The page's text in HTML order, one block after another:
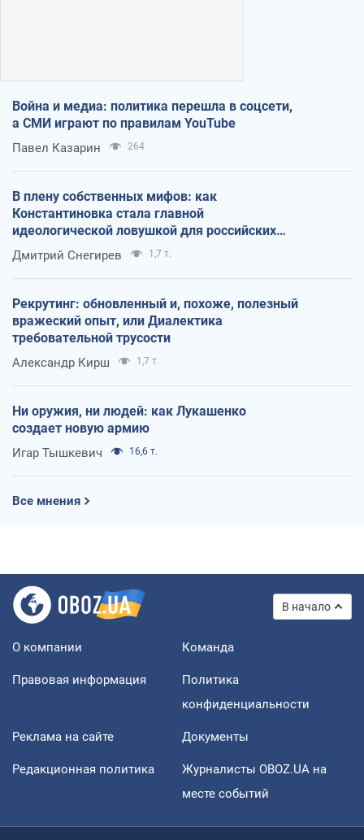
Война и медиа: политика перешла в соцсети,
а СМИ играют по правилам YouTube
Павел Казарин 264
В плену собственных мифов: как
Константиновка стала главной
идеологической ловушкой для российских
оккупантов
Дмитрий Снегирев 1,7 т.
Рекрутинг: обновленный и, похоже, полезный
вражеский опыт, или Диалектика
требовательной трусости
Александр Кирш 1,7 т.
Ни оружия, ни людей: как Лукашенко
создает новую армию
Игар Тышкевич 16,6 т.
Все мнения
В начало
О компании Команда
Правовая информация
Политика
конфиденциальности
Реклама на сайте Документы
Редакционная политика
Журналисты OBOZ.UA на
месте событий